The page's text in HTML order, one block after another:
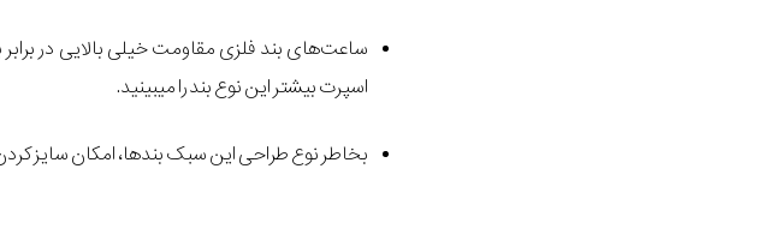
ساعت‌های بند فلزی مقاومت خیلی بالایی در
اسپرت بیشتر این نوع بند را میبینید.
بخاطر نوع طراحی این سبک بندها، امکان سایز